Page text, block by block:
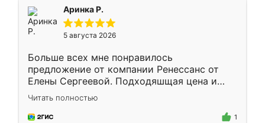
Аринка Р.
5 августа 2026
Больше всех мне понравилось
предложение от компании Ренессанс от
Елены Сергеевой. Подходяшщая цена и
короткие сроки изготовления. Приехавший
для замера сотрудник Владислав
предложил по моему эскизу самый
Читать полностью
1